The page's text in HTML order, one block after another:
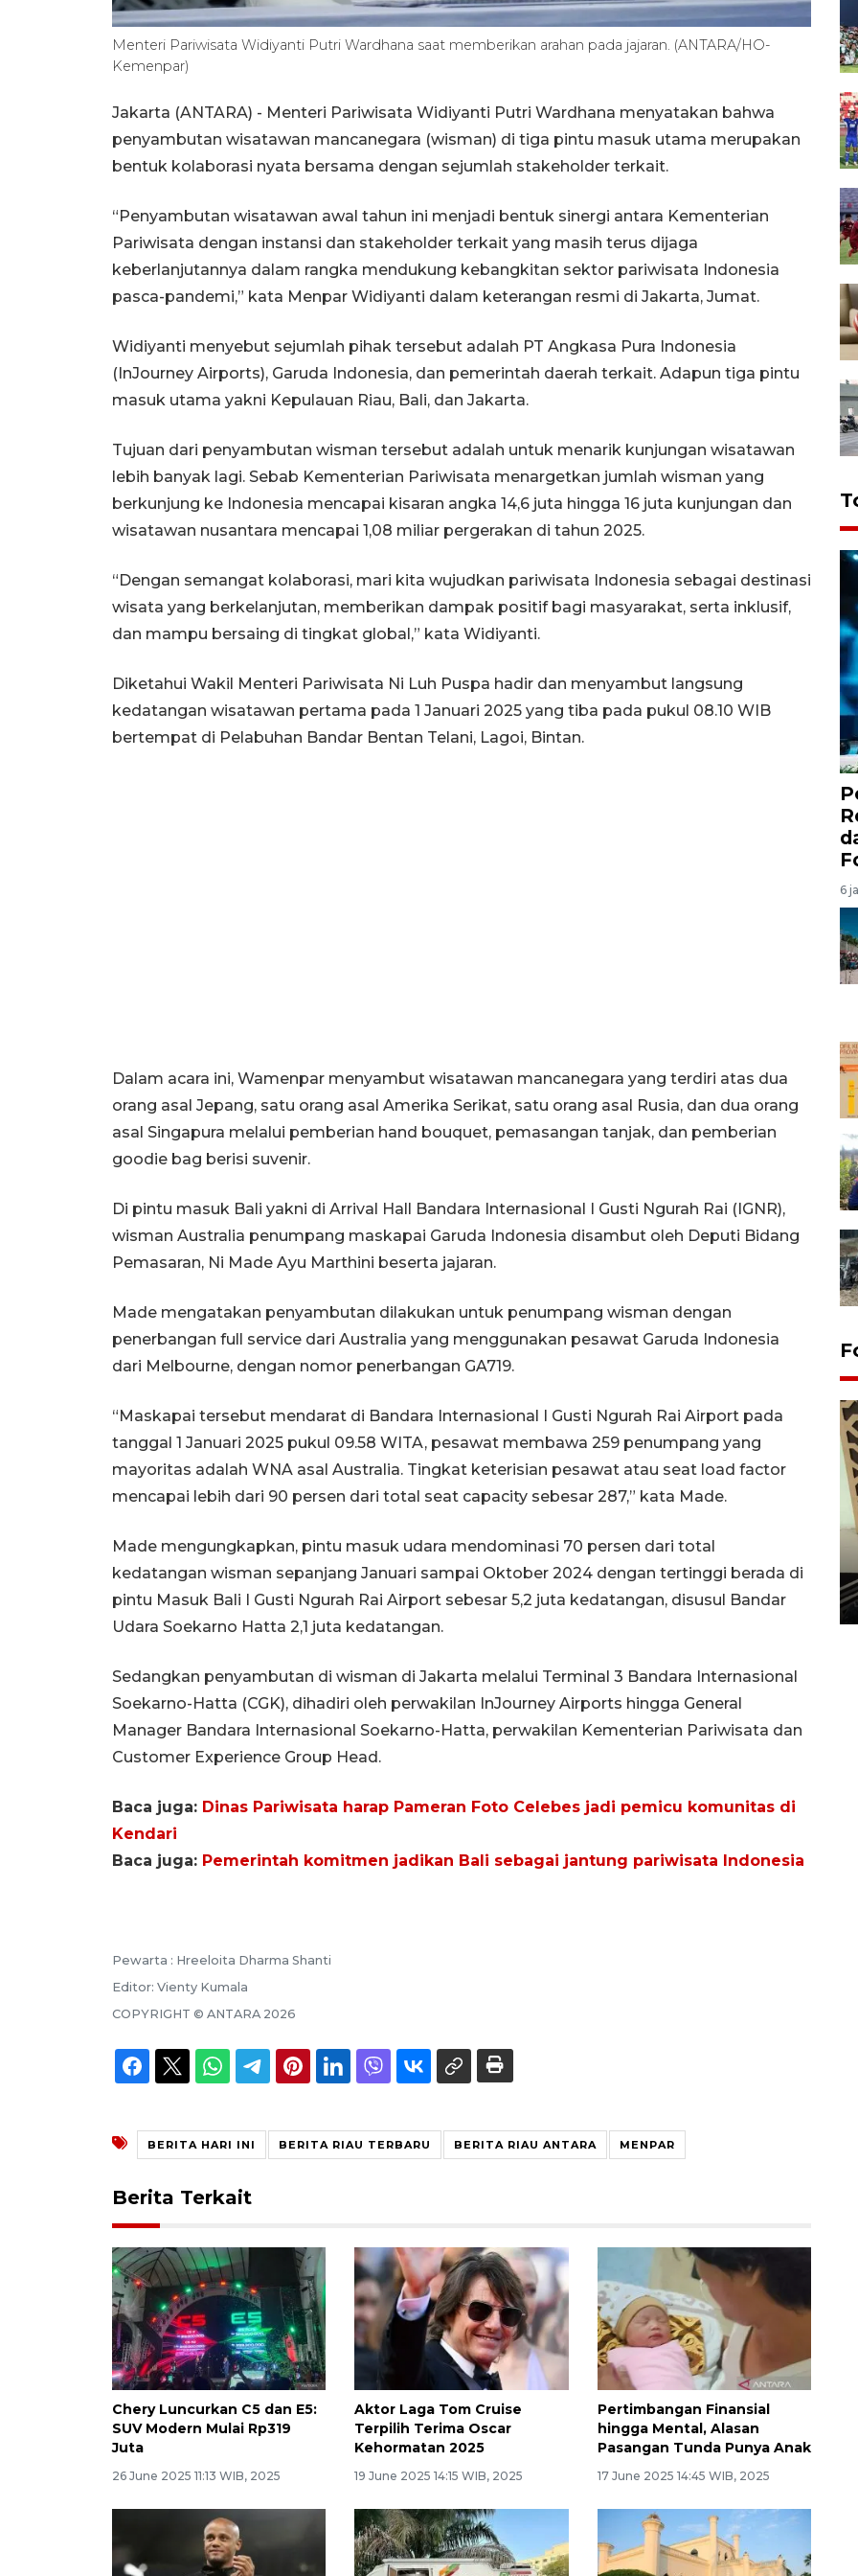
Menteri Pariwisata Widiyanti Putri Wardhana saat memberikan arahan pada jajaran. (ANTARA/HO-
Kemenpar)
Jakarta (ANTARA) - Menteri Pariwisata Widiyanti Putri Wardhana menyatakan bahwa
penyambutan wisatawan mancanegara (wisman) di tiga pintu masuk utama merupakan
bentuk kolaborasi nyata bersama dengan sejumlah stakeholder terkait.
“Penyambutan wisatawan awal tahun ini menjadi bentuk sinergi antara Kementerian
Pariwisata dengan instansi dan stakeholder terkait yang masih terus dijaga
keberlanjutannya dalam rangka mendukung kebangkitan sektor pariwisata Indonesia
pasca-pandemi,” kata Menpar Widiyanti dalam keterangan resmi di Jakarta, Jumat.
Widiyanti menyebut sejumlah pihak tersebut adalah PT Angkasa Pura Indonesia
(InJourney Airports), Garuda Indonesia, dan pemerintah daerah terkait. Adapun tiga pintu
masuk utama yakni Kepulauan Riau, Bali, dan Jakarta.
Tujuan dari penyambutan wisman tersebut adalah untuk menarik kunjungan wisatawan
lebih banyak lagi. Sebab Kementerian Pariwisata menargetkan jumlah wisman yang
berkunjung ke Indonesia mencapai kisaran angka 14,6 juta hingga 16 juta kunjungan dan
wisatawan nusantara mencapai 1,08 miliar pergerakan di tahun 2025.
“Dengan semangat kolaborasi, mari kita wujudkan pariwisata Indonesia sebagai destinasi
wisata yang berkelanjutan, memberikan dampak positif bagi masyarakat, serta inklusif,
dan mampu bersaing di tingkat global,” kata Widiyanti.
Diketahui Wakil Menteri Pariwisata Ni Luh Puspa hadir dan menyambut langsung
kedatangan wisatawan pertama pada 1 Januari 2025 yang tiba pada pukul 08.10 WIB
bertempat di Pelabuhan Bandar Bentan Telani, Lagoi, Bintan.
Dalam acara ini, Wamenpar menyambut wisatawan mancanegara yang terdiri atas dua
orang asal Jepang, satu orang asal Amerika Serikat, satu orang asal Rusia, dan dua orang
asal Singapura melalui pemberian hand bouquet, pemasangan tanjak, dan pemberian
goodie bag berisi suvenir.
Di pintu masuk Bali yakni di Arrival Hall Bandara Internasional I Gusti Ngurah Rai (IGNR),
wisman Australia penumpang maskapai Garuda Indonesia disambut oleh Deputi Bidang
Pemasaran, Ni Made Ayu Marthini beserta jajaran.
Made mengatakan penyambutan dilakukan untuk penumpang wisman dengan
penerbangan full service dari Australia yang menggunakan pesawat Garuda Indonesia
dari Melbourne, dengan nomor penerbangan GA719.
“Maskapai tersebut mendarat di Bandara Internasional I Gusti Ngurah Rai Airport pada
tanggal 1 Januari 2025 pukul 09.58 WITA, pesawat membawa 259 penumpang yang
mayoritas adalah WNA asal Australia. Tingkat keterisian pesawat atau seat load factor
mencapai lebih dari 90 persen dari total seat capacity sebesar 287,” kata Made.
Made mengungkapkan, pintu masuk udara mendominasi 70 persen dari total
kedatangan wisman sepanjang Januari sampai Oktober 2024 dengan tertinggi berada di
pintu Masuk Bali I Gusti Ngurah Rai Airport sebesar 5,2 juta kedatangan, disusul Bandar
Udara Soekarno Hatta 2,1 juta kedatangan.
Sedangkan penyambutan di wisman di Jakarta melalui Terminal 3 Bandara Internasional
Soekarno-Hatta (CGK), dihadiri oleh perwakilan InJourney Airports hingga General
Manager Bandara Internasional Soekarno-Hatta, perwakilan Kementerian Pariwisata dan
Customer Experience Group Head.
Baca juga: Dinas Pariwisata harap Pameran Foto Celebes jadi pemicu komunitas di
Kendari
Baca juga: Pemerintah komitmen jadikan Bali sebagai jantung pariwisata Indonesia
Pewarta : Hreeloita Dharma Shanti
Editor: Vienty Kumala
COPYRIGHT © ANTARA 2026
BERITA HARI INI BERITA RIAU TERBARU BERITA RIAU ANTARA MENPAR
Berita Terkait
Chery Luncurkan C5 dan E5:
SUV Modern Mulai Rp319
Juta
26 June 2025 11:13 WIB, 2025
Aktor Laga Tom Cruise
Terpilih Terima Oscar
Kehormatan 2025
19 June 2025 14:15 WIB, 2025
Pertimbangan Finansial
hingga Mental, Alasan
Pasangan Tunda Punya Anak
17 June 2025 14:45 WIB, 2025
6
Penanaman 3000 batang
bakau merah di Dumai
20 September 2025 12:14 WIB